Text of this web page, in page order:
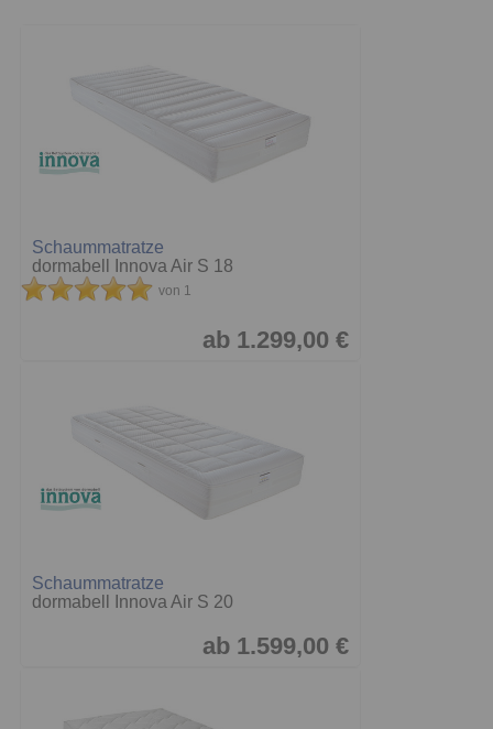
Schaummatratze
dormabell Innova Air S 18
von 1
ab 1.299,00 €
Schaummatratze
dormabell Innova Air S 20
ab 1.599,00 €